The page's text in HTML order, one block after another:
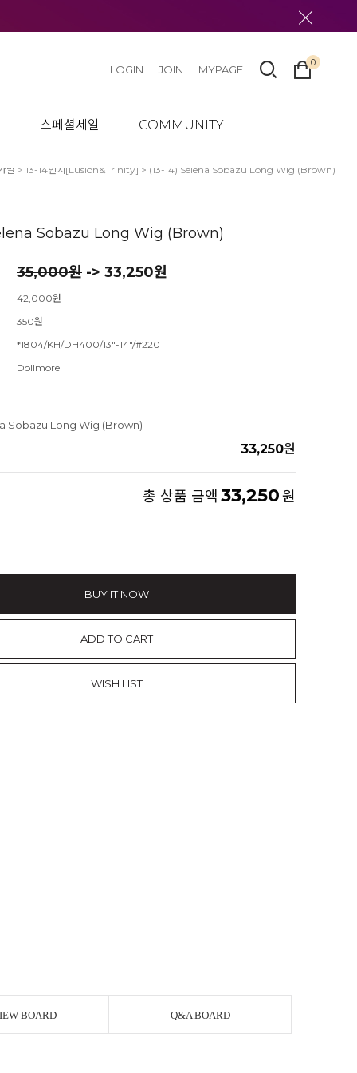
스페셜세일 COMMUNITY
LOGIN JOIN MYPAGE
0
발 > 13-14인치[Lusion&Trinity] > (13-14) Selena Sobazu Long Wig (Brown)
Sobazu Long Wig (Brown)
35,000원 -> 33,250원
42,000원
350원
*1804/KH/DH400/13"-14"/#220
Dollmore
Sobazu Long Wig (Brown)
33,250원
총 상품 금액 33,250원
BUY IT NOW
ADD TO CART
WISH LIST
BOARD Q&A BOARD